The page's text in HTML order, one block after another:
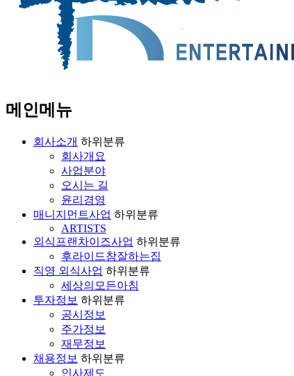
메인메뉴
회사소개 하위분류
회사개요
사업분야
오시는 길
윤리경영
매니지먼트사업 하위분류
ARTISTS
외식프랜차이즈사업 하위분류
후라이드참잘하는집
직영 외식사업 하위분류
세상의모든아침
투자정보 하위분류
공시정보
주가정보
재무정보
채용정보 하위분류
인사제도